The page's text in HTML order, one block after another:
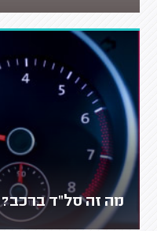
מה זה סל"ד ברכב?